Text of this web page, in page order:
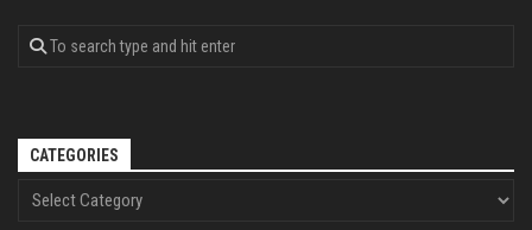
CATEGORIES